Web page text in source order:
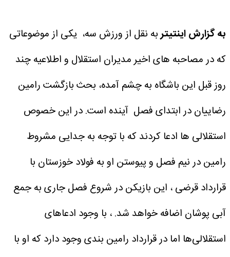
به گزارش اینتیتربه نقل از ورزش سه، یکی از موضوعاتی
که در مصاحبه های اخیر مدیران استقلال و اطلاعیه چند
روز قبل این باشگاه به چشم آمده، بحث بازگشت رامین
رضاییان در ابتدای فصل آینده است. در این خصوص
استقلالی ها ادعا کردند که با توجه به جدایی مشروط
رامین در نیم فصل و پیوستن او به فولاد خوزستان با
قرارداد قرضی ، این بازیکن در شروع فصل جاری به جمع
آبی پوشان اضافه خواهد شد.، با وجود ادعاهای
استقلالی‌ها اما در قرارداد رامین بندی وجود دارد که او با